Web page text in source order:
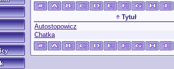
Tytuł
Autostopowicz
Chatka